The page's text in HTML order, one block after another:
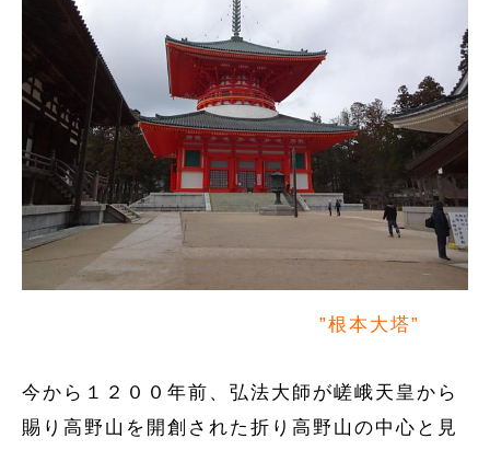
”根本大塔”
今から１２００年前、弘法大師が嵯峨天皇から
賜り高野山を開創された折り高野山の中心と見